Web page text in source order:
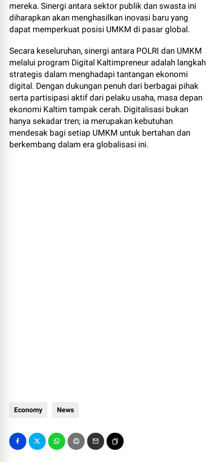
mereka. Sinergi antara sektor publik dan swasta ini
diharapkan akan menghasilkan inovasi baru yang
dapat memperkuat posisi UMKM di pasar global.
Secara keseluruhan, sinergi antara POLRI dan UMKM
melalui program Digital Kaltimpreneur adalah langkah
strategis dalam menghadapi tantangan ekonomi
digital. Dengan dukungan penuh dari berbagai pihak
serta partisipasi aktif dari pelaku usaha, masa depan
ekonomi Kaltim tampak cerah. Digitalisasi bukan
hanya sekadar tren; ia merupakan kebutuhan
mendesak bagi setiap UMKM untuk bertahan dan
berkembang dalam era globalisasi ini.
Economy News